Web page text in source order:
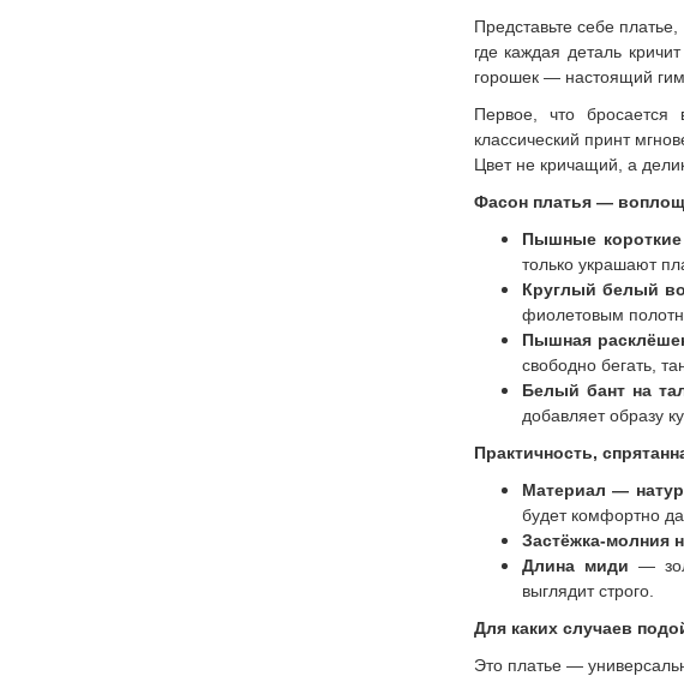
Представьте себе
где каждая деталь
горошек — настоящий
Первое, что
классический принт
Цвет не кричащий, а
Фасон платья —
Пышные короткие
только украшают
Круглый белый
фиолетовым
Пышная
свободно бегать,
Белый бант на
добавляет образу
Практичность,
Материал —
будет комфортно
Застёжка-молния
Длина миди —
выглядит строго.
Для каких случаев
Это платье —